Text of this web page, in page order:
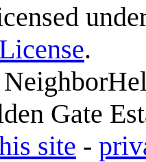
.
Gate
site -